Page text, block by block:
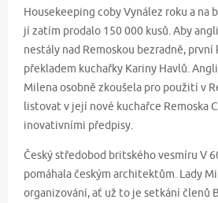
Housekeeping coby Vynález roku a na
jí zatím prodalo 150 000 kusů. Aby
nestály nad Remoskou bezradně,
překladem kuchařky Kariny Havlů.
Milena osobně zkoušela pro použití v
listovat v její nové kuchařce Remoska
inovativními předpisy.
Český středobod britského vesmíru V
pomáhala českým architektům. Lady
organizování, ať už to je setkání členů